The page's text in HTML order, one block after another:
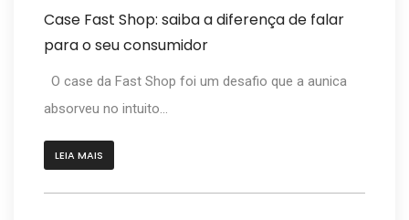
Case Fast Shop: saiba a diferença de falar
para o seu consumidor
O case da Fast Shop foi um desafio que a aunica
absorveu no intuito...
LEIA MAIS